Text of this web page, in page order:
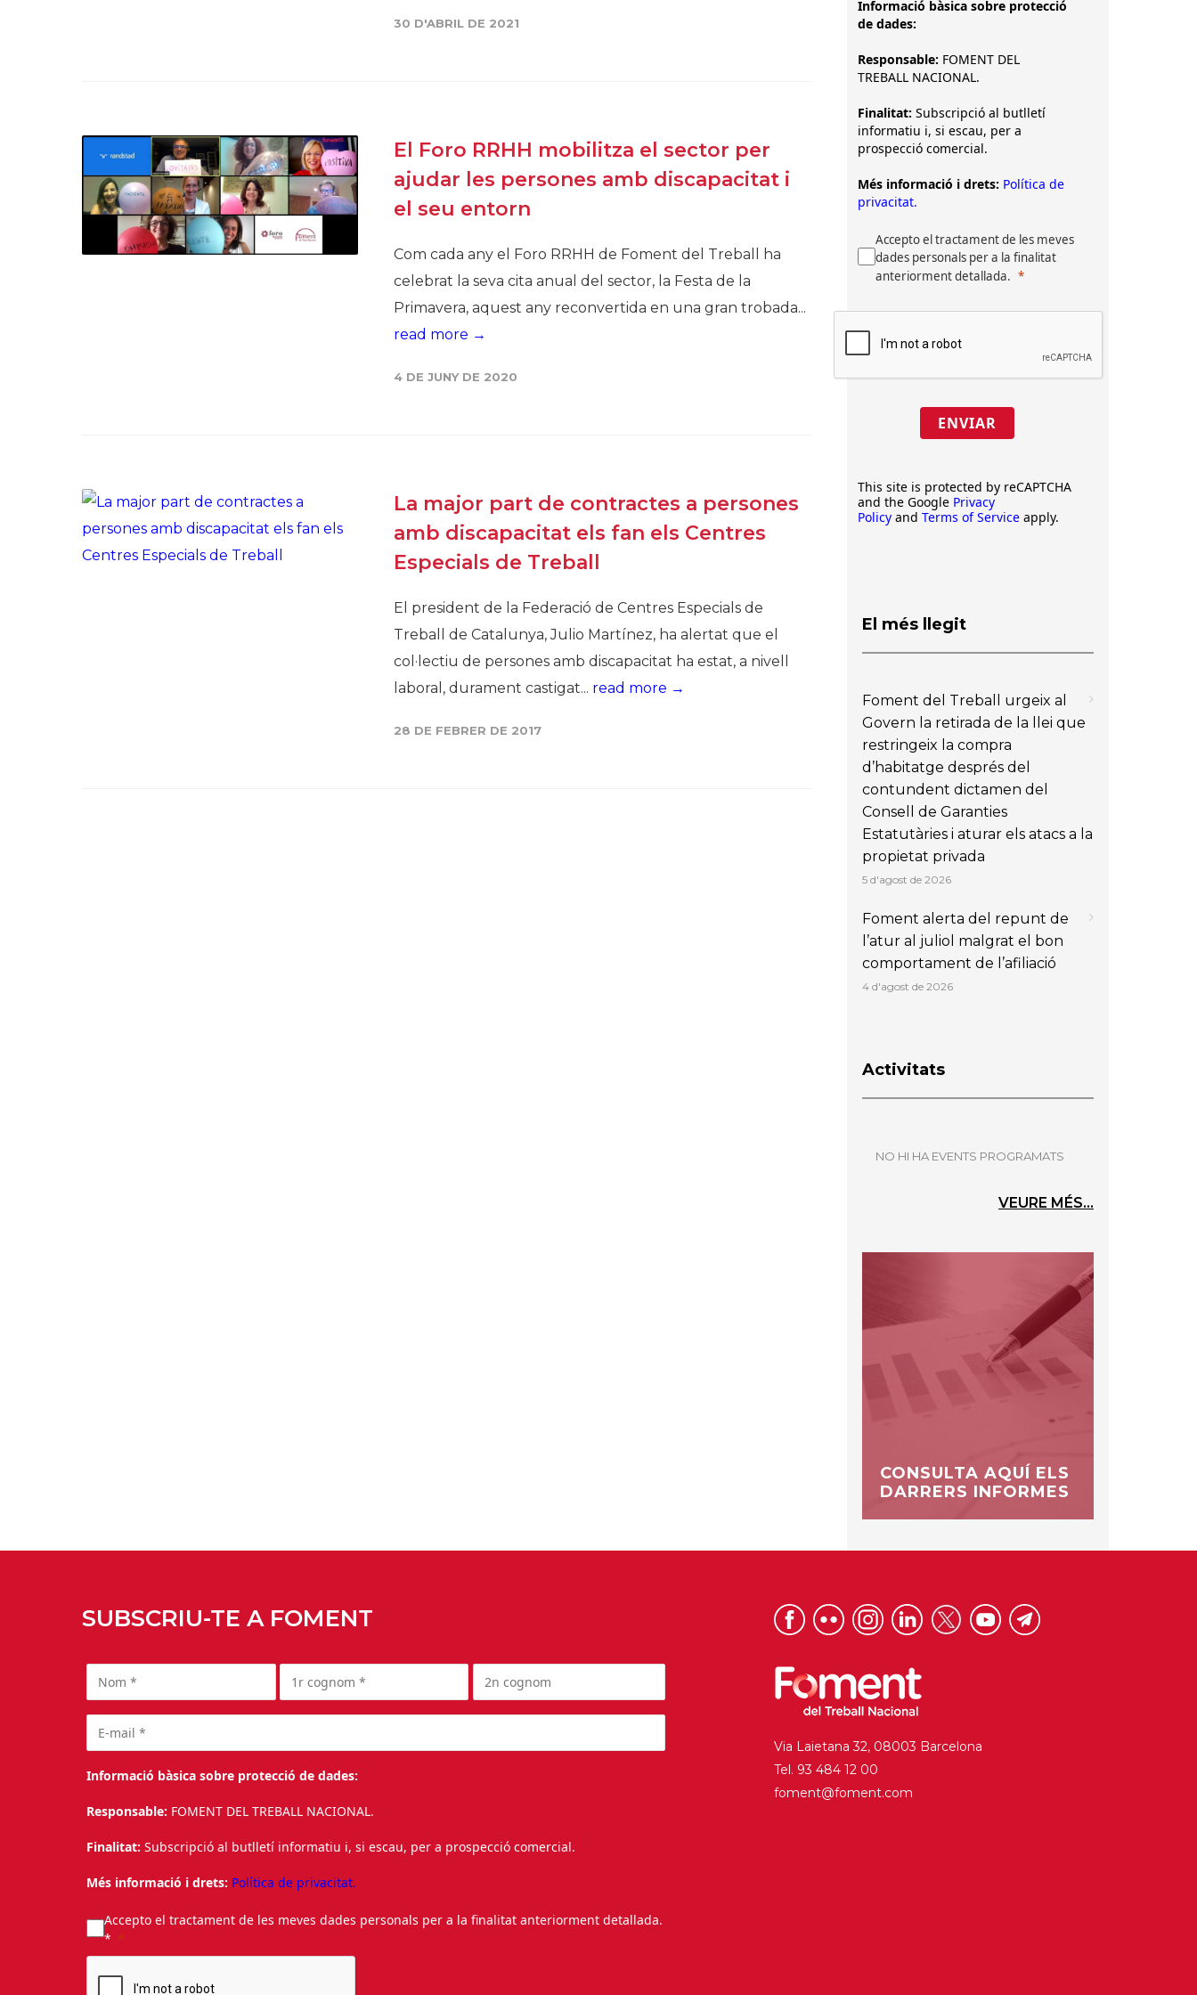
30 D'ABRIL DE 2021
El Foro RRHH mobilitza el sector per
ajudar les persones amb discapacitat i
el seu entorn
Com cada any el Foro RRHH de Foment del Treball ha
celebrat la seva cita anual del sector, la Festa de la
Primavera, aquest any reconvertida en una gran trobada...
read more →
4 DE JUNY DE 2020
La major part de contractes a persones
amb discapacitat els fan els Centres
Especials de Treball
El president de la Federació de Centres Especials de
Treball de Catalunya, Julio Martínez, ha alertat que el
col·lectiu de persones amb discapacitat ha estat, a nivell
laboral, durament castigat... read more →
28 DE FEBRER DE 2017
Informació bàsica sobre protecció
de dades:
Responsable: FOMENT DEL
TREBALL NACIONAL.
Finalitat: Subscripció al butlletí
informatiu i, si escau, per a
prospecció comercial.
Més informació i drets: Política de
privacitat.
Accepto el tractament de les meves
dades personals per a la finalitat
anteriorment detallada.
ENVIAR
This site is protected by reCAPTCHA
and the Google Privacy
Policy and Terms of Service apply.
El més llegit
Foment del Treball urgeix al
Govern la retirada de la llei que
restringeix la compra
d’habitatge després del
contundent dictamen del
Consell de Garanties
Estatutàries i aturar els atacs a la
propietat privada
5 d'agost de 2026
Foment alerta del repunt de
l’atur al juliol malgrat el bon
comportament de l’afiliació
4 d'agost de 2026
Activitats
NO HI HA EVENTS PROGRAMATS
VEURE MÉS...
CONSULTA AQUÍ ELS
DARRERS INFORMES
SUBSCRIU-TE A FOMENT
Informació bàsica sobre protecció de dades:
Responsable: FOMENT DEL TREBALL NACIONAL.
Finalitat: Subscripció al butlletí informatiu i, si escau, per a prospecció comercial.
Més informació i drets: Política de privacitat.
Accepto el tractament de les meves dades personals per a la finalitat anteriorment detallada.
*
Via Laietana 32, 08003 Barcelona
Tel. 93 484 12 00
foment@foment.com